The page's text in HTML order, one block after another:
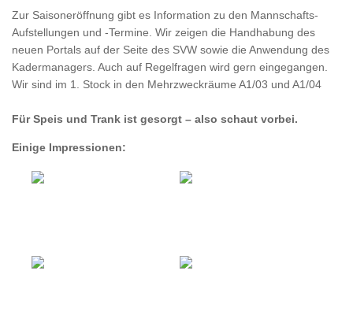
Zur Saisoneröffnung gibt es Information zu den Mannschafts-
Aufstellungen und -Termine. Wir zeigen die Handhabung des
neuen Portals auf der Seite des SVW sowie die Anwendung des
Kadermanagers. Auch auf Regelfragen wird gern eingegangen.
Wir sind im 1. Stock in den Mehrzweckräume A1/03 und A1/04
Für Speis und Trank ist gesorgt – also schaut vorbei.
Einige Impressionen: